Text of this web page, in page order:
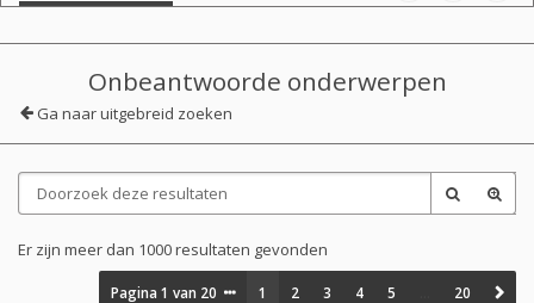
Onbeantwoorde onderwerpen
Ga naar uitgebreid zoeken
Er zijn meer dan 1000 resultaten gevonden
Pagina1 van 20 1 2 3 4 5 20